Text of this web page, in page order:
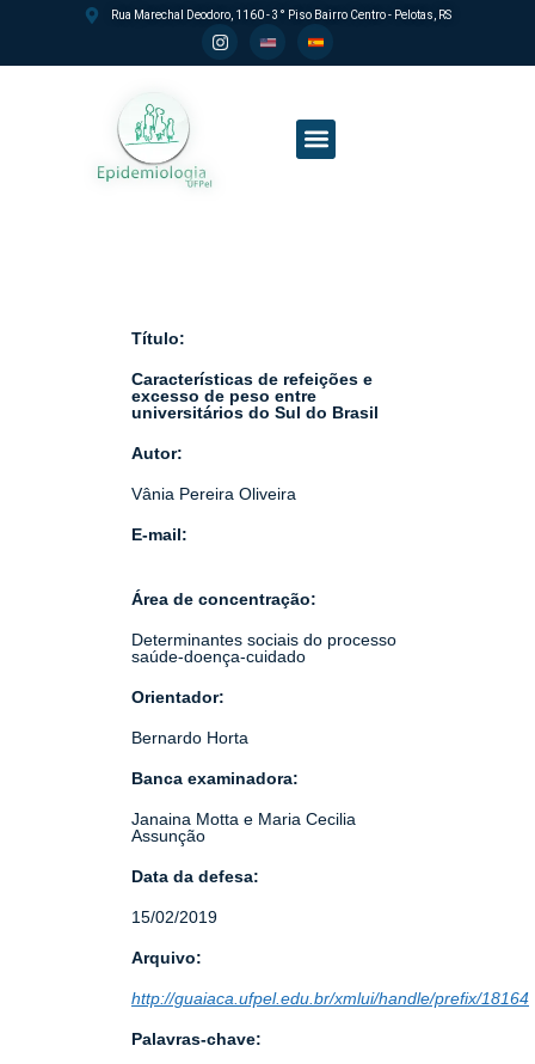
Rua Marechal Deodoro, 1160 - 3° Piso Bairro Centro - Pelotas, RS
Título:
Características de refeições e
excesso de peso entre
universitários do Sul do Brasil
Autor:
Vânia Pereira Oliveira
E-mail:
Área de concentração:
Determinantes sociais do processo
saúde-doença-cuidado
Orientador:
Bernardo Horta
Banca examinadora:
Janaina Motta e Maria Cecilia
Assunção
Data da defesa:
15/02/2019
Arquivo:
http://guaiaca.ufpel.edu.br/xmlui/handle/prefix/18164
Palavras-chave: